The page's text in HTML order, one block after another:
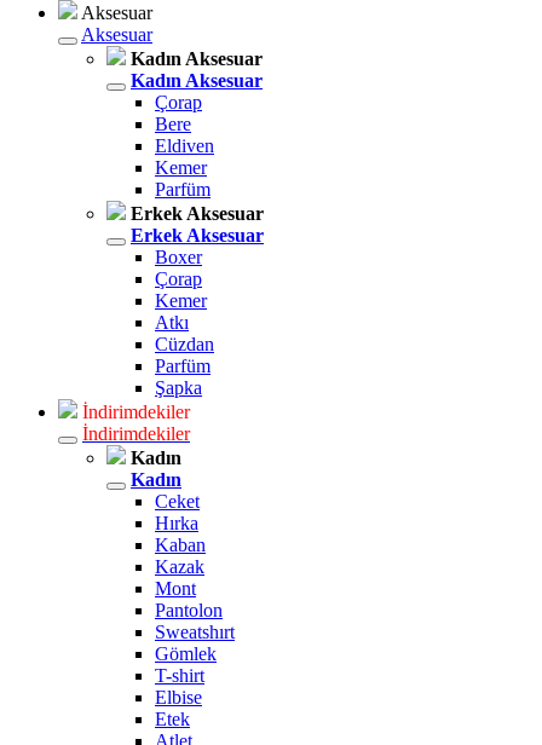
Aksesuar
Aksesuar
Kadın Aksesuar
Kadın Aksesuar
Çorap
Bere
Eldiven
Kemer
Parfüm
Erkek Aksesuar
Erkek Aksesuar
Boxer
Çorap
Kemer
Atkı
Cüzdan
Parfüm
Şapka
İndirimdekiler
İndirimdekiler
Kadın
Kadın
Ceket
Hırka
Kaban
Kazak
Mont
Pantolon
Sweatshırt
Gömlek
T-shirt
Elbise
Etek
Atlet